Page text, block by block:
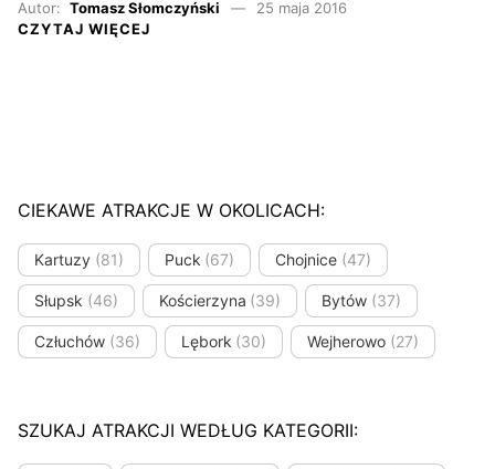
Autor: Tomasz Słomczyński
25 maja 2016
CZYTAJ WIĘCEJ
CIEKAWE ATRAKCJE W OKOLICACH:
Kartuzy (81) Puck (67) Chojnice (47)
Słupsk (46) Kościerzyna (39) Bytów (37)
Człuchów (36) Lębork (30) Wejherowo (27)
SZUKAJ ATRAKCJI WEDŁUG KATEGORII: